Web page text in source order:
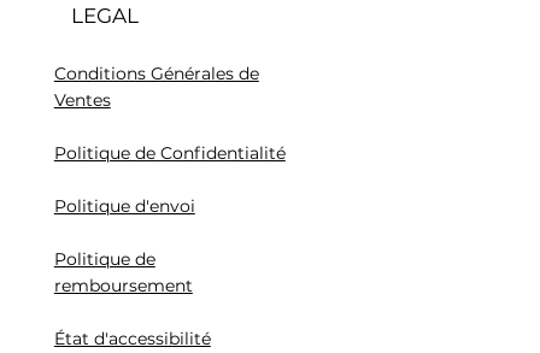
LEGAL
Conditions Générales de
Ventes
Politique de Confidentialité
Politique d'envoi
Politique de
remboursement
État d'accessibilité